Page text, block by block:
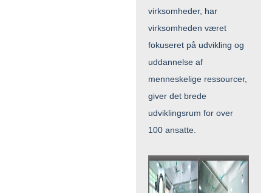
virksomheder, har
virksomheden været
fokuseret på udvikling og
uddannelse af
menneskelige ressourcer,
giver det brede
udviklingsrum for over
100 ansatte.